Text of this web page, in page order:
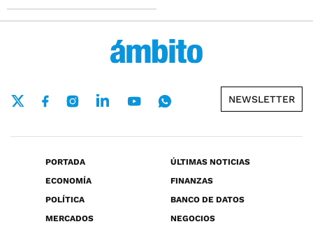
NEWSLETTER
PORTADA
ÚLTIMAS NOTICIAS
ECONOMÍA
FINANZAS
POLÍTICA
BANCO DE DATOS
MERCADOS
NEGOCIOS